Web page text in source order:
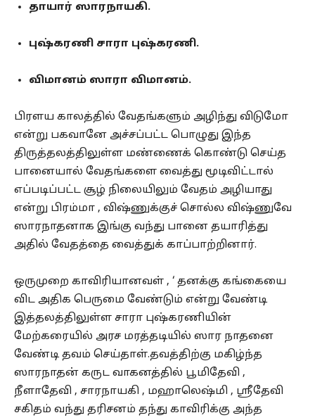
தாயார் ஸாரநாயகி.
புஷ்கரணி சாரா புஷ்கரணி.
விமானம் ஸாரா விமானம்.
பிரளய காலத்தில் வேதங்களும் அழிந்து விடுமோ
என்று பகவானே அச்சப்பட்ட பொழுது இந்த
திருத்தலத்திலுள்ள மண்ணைக் கொண்டு செய்த
பானையால் வேதங்களை வைத்து மூடிவிட்டால்
எப்படிப்பட்ட சூழ் நிலையிலும் வேதம் அழியாது
என்று பிரம்மா , விஷ்ணுக்குச் சொல்ல விஷ்ணுவே
ஸாரநாதனாக இங்கு வந்து பானை தயாரித்து
அதில் வேதத்தை வைத்துக் காப்பாற்றினார்.
ஒருமுறை காவிரியானவள் , ‘ தனக்கு கங்கையை
விட அதிக பெருமை வேண்டும் என்று வேண்டி
இத்தலத்திலுள்ள சாரா புஷ்கரணியின்
மேற்கரையில் அரச மரத்தடியில் ஸார நாதனை
வேண்டி தவம் செய்தாள்.தவத்திற்கு மகிழ்ந்த
ஸாரநாதன் கருட வாகனத்தில் பூமிதேவி ,
நீளாதேவி , சாரநாயகி , மஹாலெஷ்மி , ஸ்ரீதேவி
சகிதம் வந்து தரிசனம் தந்து காவிரிக்கு அந்த